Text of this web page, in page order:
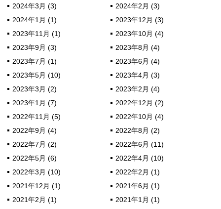
2024年3月 (3)
2024年2月 (3)
2024年1月 (1)
2023年12月 (3)
2023年11月 (1)
2023年10月 (4)
2023年9月 (3)
2023年8月 (4)
2023年7月 (1)
2023年6月 (4)
2023年5月 (10)
2023年4月 (3)
2023年3月 (2)
2023年2月 (4)
2023年1月 (7)
2022年12月 (2)
2022年11月 (5)
2022年10月 (4)
2022年9月 (4)
2022年8月 (2)
2022年7月 (2)
2022年6月 (11)
2022年5月 (6)
2022年4月 (10)
2022年3月 (10)
2022年2月 (1)
2021年12月 (1)
2021年6月 (1)
2021年2月 (1)
2021年1月 (1)